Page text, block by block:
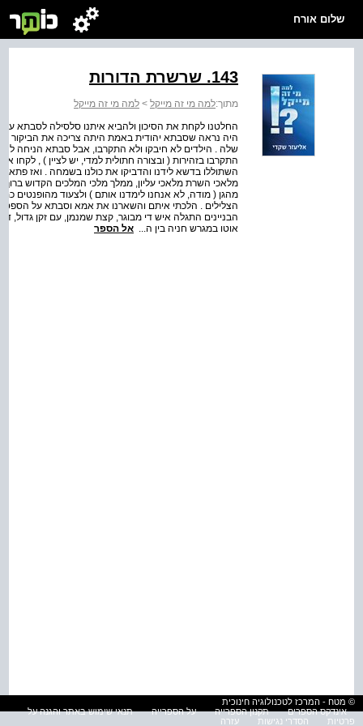
שלום אורח
143. שרשרת הדורות
מתוך:למה מי זה מייקל > למה מי זה מייקל
החלטנו לקחת את הסיכון ולהביא איתנו סלסילה לסבתא
היה נראה שסבתא יהודית באמת היתה צריכה את הביקור
שלה . הילדים לא חיבקו ולא התקרבו, אבל סבתא הניחה
התקרבו בזהירות ( ובצורה חתולית למדי, יש לציין ) ,
השתוללו בדשא לידנו והדביקו את כולנו בשמחה . ואז
מלאכי השרת מלאכי עליון, ממלך מלכי המלכים הקדוש
מהגן ( מודה, לא אנחנו לימדנו אותם ) ולצעוד מהופנטים כמו
הצלילים . הלכתי איתם והשארנו את אמא וסבתא על
הבניינים התגלה איש די מבוגר, קצת שמנמן, עם זקן גדול,
אוטו במגרש חניה בין ה... אל הספר
© מטח - המרכז לטכנולוגיה חינוכית
אינדקס הספרים
תקנון הספרייה על הספרייה
תנאי שימוש באתר והגנה על
פרטיות
הסדרי נגישות עזרה